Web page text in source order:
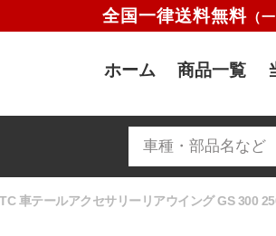
全国一律送料無料 （
ホーム 商品一覧
車テールアクセサリーリアウイング GS 300